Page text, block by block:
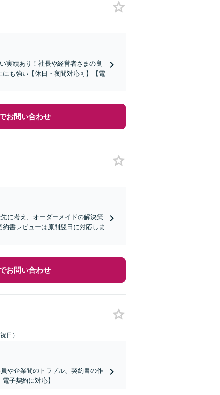
実績あり！社長や経営者さまの良
も強い【休日・夜間対応可】【電
お問い合わせ
に考え、オーダーメイドの解決策
書レビューは原則翌日に対応しま
お問い合わせ
日）
や企業間のトラブル、契約書の作
子契約に対応】